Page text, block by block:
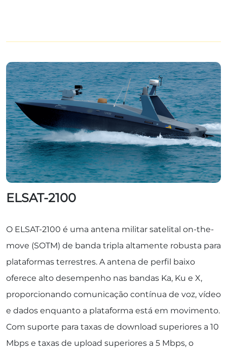
ELSAT-2100
O ELSAT-2100 é uma antena militar satelital on-the-
move (SOTM) de banda tripla altamente robusta para
plataformas terrestres. A antena de perfil baixo
oferece alto desempenho nas bandas Ka, Ku e X,
proporcionando comunicação contínua de voz, vídeo
e dados enquanto a plataforma está em movimento.
Com suporte para taxas de download superiores a 10
Mbps e taxas de upload superiores a 5 Mbps, o